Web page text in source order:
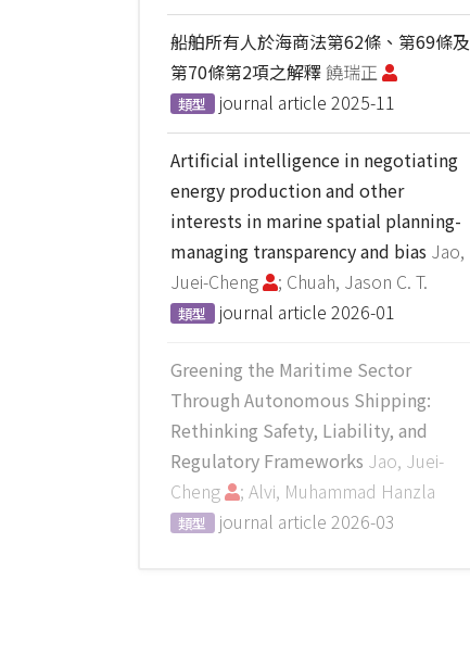
船舶所有人於海商法第62條、第69條及
第70條第2項之解釋饒瑞正
類型 journal article 2025-11
Artificial intelligence in negotiating
energy production and other
interests in marine spatial planning-
managing transparency and bias Jao,
Juei-Cheng
; Chuah, Jason C. T.
類型 journal article 2026-01
Greening the Maritime Sector
Through Autonomous Shipping:
Rethinking Safety, Liability, and
Regulatory Frameworks Jao, Juei-
Cheng
; Alvi, Muhammad Hanzla
類型 journal article 2026-03